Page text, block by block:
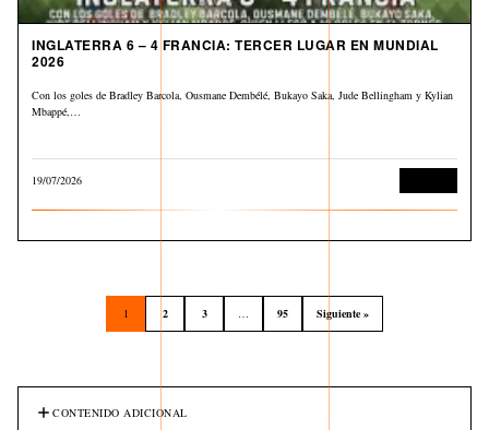
INGLATERRA 6 – 4 FRANCIA: TERCER LUGAR EN MUNDIAL
2026
Con los goles de Bradley Barcola, Ousmane Dembélé, Bukayo Saka, Jude Bellingham y Kylian
Mbappé,…
19/07/2026
1 2 3 … 95 Siguiente »
CONTENIDO ADICIONAL